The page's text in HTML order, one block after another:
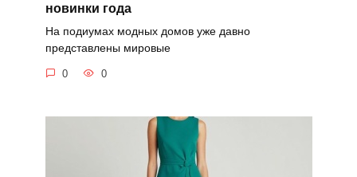
новинки года
На подиумах модных домов уже давно
представлены мировые
0 0